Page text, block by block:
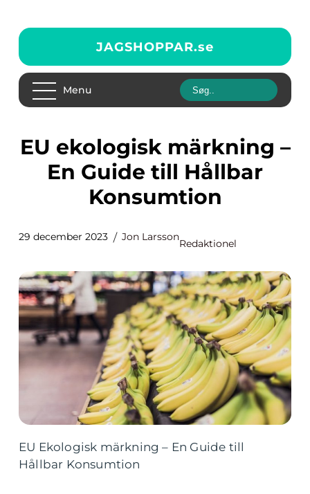
JAGSHOPPAR.se
Menu
EU ekologisk märkning –
En Guide till Hållbar
Konsumtion
29 december 2023 Jon Larsson
Redaktionel
EU Ekologisk märkning – En Guide till
Hållbar Konsumtion